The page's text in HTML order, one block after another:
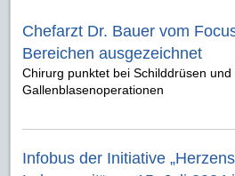
Chefarzt Dr. Bauer vom
Bereichen ausgezeichnet
Chirurg punktet bei Schilddrüsen und
Gallenblasenoperationen
Infobus der Initiative